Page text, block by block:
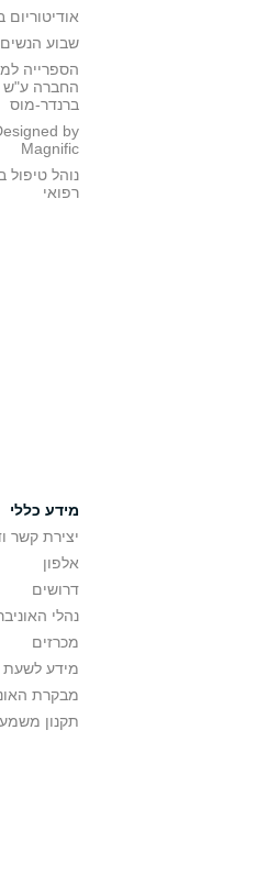
אודיטוריום
שבוע הנשים
הספרייה
החברה ע"ש
ברנדר-מוס
by
Magnific
נוהל טיפול
רפואי
מידע כללי
יצירת קשר
אלפון
דרושים
נהלי
מכרזים
מידע לשעת
מבקרת
תקנון